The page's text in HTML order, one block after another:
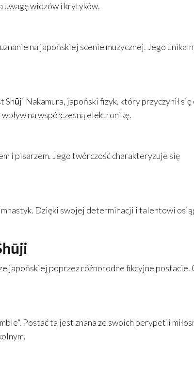
widzów i krytyków.
na japońskiej scenie muzycznej. Jego
Nakamura, japoński fizyk, który przyczynił się
na współczesną elektronikę.
i pisarzem. Jego twórczość charakteryzuje się
Dzięki swojej determinacji i talentowi
japońskiej poprzez różnorodne fikcyjne postacie.
Postać ta jest znana ze swoich perypetii